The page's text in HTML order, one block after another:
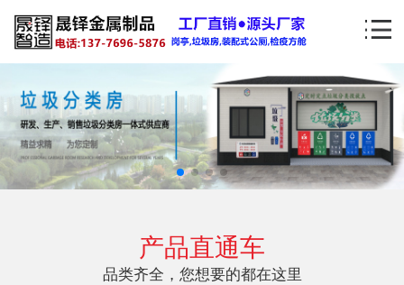
产品直通车
品类齐全，您想要的都在这里